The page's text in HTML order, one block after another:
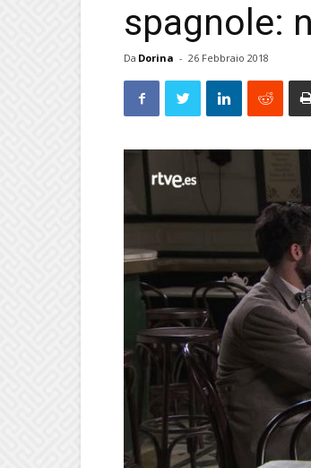
spagnole:
Da Dorina - 26 Febbraio 2018